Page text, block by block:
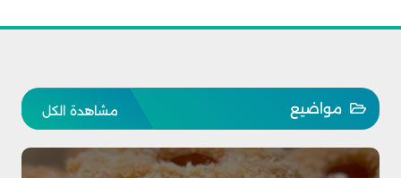
مشاهدة الكل مواضيع